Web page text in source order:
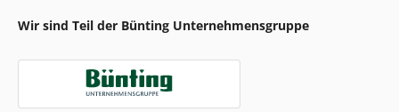
Wir sind Teil der Bünting Unternehmensgruppe